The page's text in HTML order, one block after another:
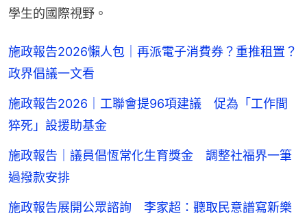
學生的國際視野。
施政報告2026懶人包｜再派電子消費券？重推租置？
政界倡議一文看
施政報告2026｜工聯會提96項建議 促為「工作間
猝死」設援助基金
施政報告｜議員倡恆常化生育獎金 調整社福界一筆
過撥款安排
施政報告展開公眾諮詢 李家超：聽取民意譜寫新樂